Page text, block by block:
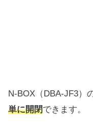
N-BOX（DBA-JF3）
単に開閉できます。